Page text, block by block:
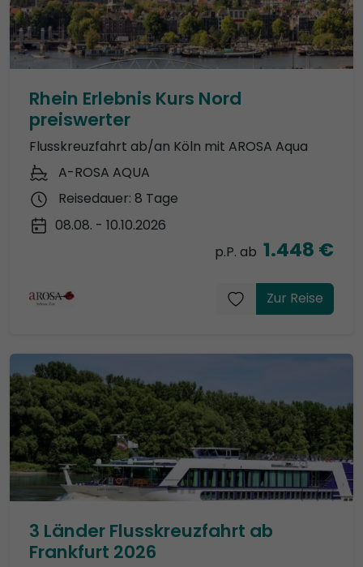
Rhein Erlebnis Kurs Nord
preiswerter
Flusskreuzfahrt ab/an Köln mit AROSA Aqua
A-ROSA AQUA
Reisedauer: 8 Tage
08.08. - 10.10.2026
p.P. ab 1.448 €
Zur Reise
3 Länder Flusskreuzfahrt ab
Frankfurt 2026